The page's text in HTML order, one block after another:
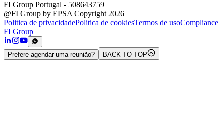
FI Group Portugal - 508643759
@FI Group by EPSA Copyright 2026
Politica de privacidadePolitica de cookiesTermos de usoCompliance
FI Group
Prefere agendar uma reunião? BACK TO TOP